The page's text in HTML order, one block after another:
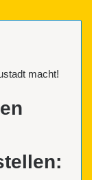
macht!